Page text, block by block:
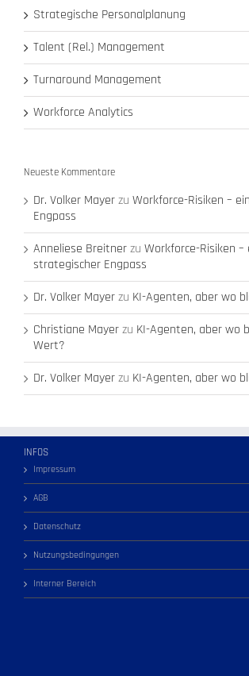
Strategische Personalplanung
Talent (Rel.) Management
Turnaround Management
Workforce Analytics
Neueste Kommentare
Dr. Volker Mayerzu Workforce-Risiken –
Engpass
Anneliese Breitnerzu Workforce-Risiken –
strategischer Engpass
Dr. Volker Mayerzu KI-Agenten, aber wo
Christiane Mayerzu KI-Agenten, aber wo
Wert?
Dr. Volker Mayerzu KI-Agenten, aber wo
INFOS
Impressum
AGB
Datenschutz
Nutzungsbedingungen
Interner Bereich